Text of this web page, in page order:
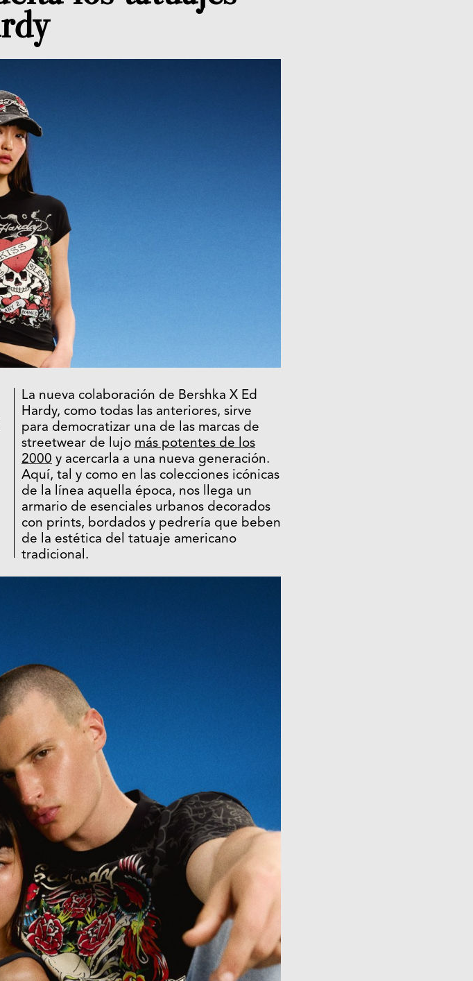
La nueva colaboración de Bershka X Ed
Hardy, como todas las anteriores, sirve
para democratizar una de las marcas de
streetwear de lujo más potentes de los
2000 y acercarla a una nueva generación.
Aquí, tal y como en las colecciones icónicas
de la línea aquella época, nos llega un
armario de esenciales urbanos decorados
con prints, bordados y pedrería que beben
de la estética del tatuaje americano
tradicional.